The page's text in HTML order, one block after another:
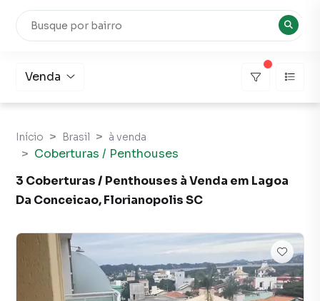
Venda
Início Brasil à venda
Coberturas / Penthouses
3 Coberturas / Penthouses à Venda em Lagoa
Da Conceicao, Florianopolis SC